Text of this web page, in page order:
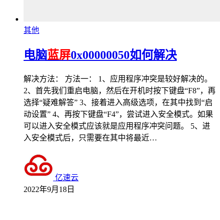
其他
电脑蓝屏0x00000050如何解决
解决方法： 方法一： 1、应用程序冲突是较好解决的。
2、首先我们重启电脑，然后在开机时按下键盘“F8”，再
选择“疑难解答” 3、接着进入高级选项，在其中找到“启
动设置” 4、再按下键盘“F4”，尝试进入安全模式。如果
可以进入安全模式应该就是应用程序冲突问题。 5、进
入安全模式后，只需要在其中将最近…
亿速云
2022年9月18日